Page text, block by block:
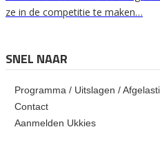
ze in de competitie te maken…
SNEL NAAR
Programma / Uitslagen /
Contact
Aanmelden Ukkies